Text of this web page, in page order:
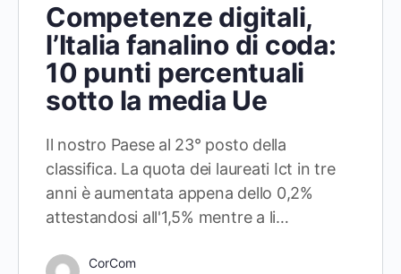
Competenze digitali,
l’Italia fanalino di coda:
10 punti percentuali
sotto la media Ue
Il nostro Paese al 23° posto della
classifica. La quota dei laureati Ict in tre
anni è aumentata appena dello 0,2%
attestandosi all'1,5% mentre a li…
CorCom